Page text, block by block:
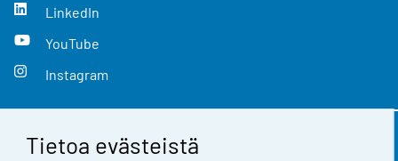
Tietoa evästeistä
LinkedIn
YouTube
Instagram
Yhteystiedot